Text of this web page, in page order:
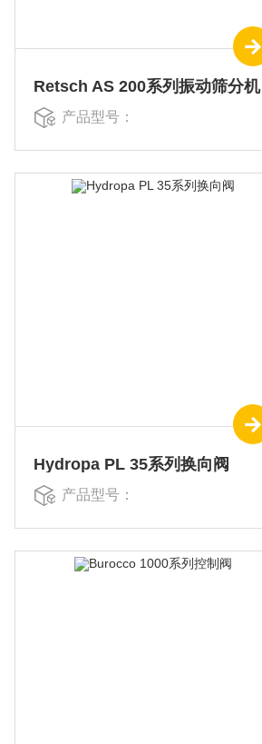
Retsch AS 200系列振动筛分机
产品型号：
Hydropa PL 35系列换向阀
产品型号：